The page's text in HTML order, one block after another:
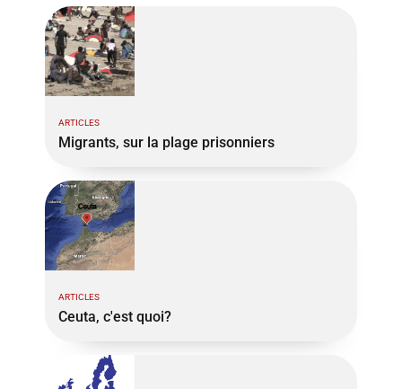
ARTICLES
Migrants, sur la plage prisonniers
ARTICLES
Ceuta, c'est quoi?